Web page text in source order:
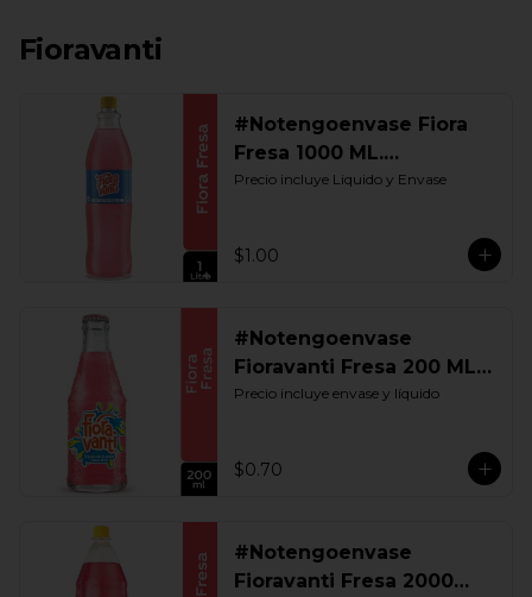
Fioravanti
#Notengoenvase Fiora
Fresa 1000 ML.
Retornable
Precio incluye Liquido y Envase
$1.00
#Notengoenvase
Fioravanti Fresa 200 ML.
Retornable
Precio incluye envase y líquido
$0.70
#Notengoenvase
Fioravanti Fresa 2000